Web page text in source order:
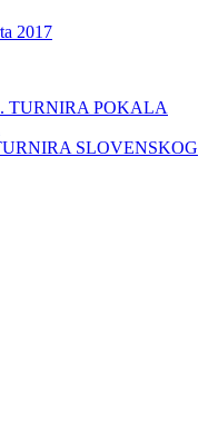
2017
TURNIRA POKALA
SLOVENSKOG